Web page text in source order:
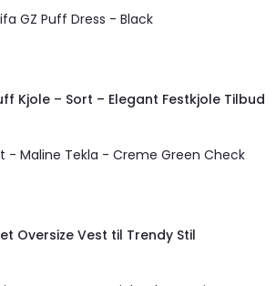
Kjole – Sort – Elegant Festkjole Tilbud
Oversize Vest til Trendy Stil